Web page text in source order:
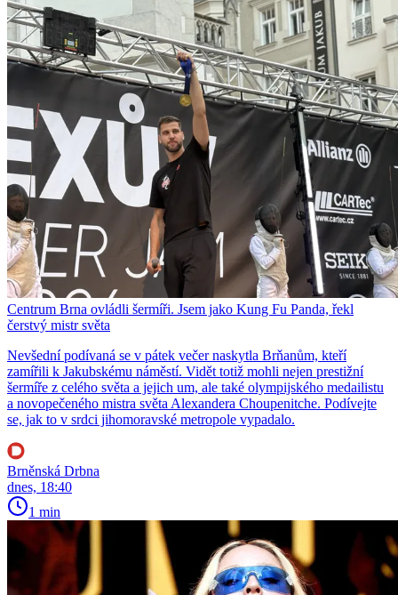
Centrum Brna ovládli šermíři. Jsem jako Kung Fu Panda, řekl
čerstvý mistr světa
Nevšední podívaná se v pátek večer naskytla Brňanům, kteří
zamířili k Jakubskému náměstí. Vidět totiž mohli nejen prestižní
šermíře z celého světa a jejich um, ale také olympijského medailistu
a novopečeného mistra světa Alexandera Choupenitche. Podívejte
se, jak to v srdci jihomoravské metropole vypadalo.
Brněnská Drbna
dnes, 18:40
1 min